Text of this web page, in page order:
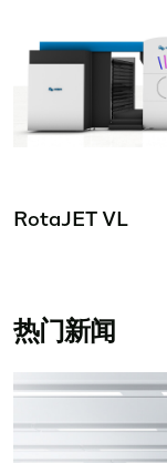
RotaJET VL
热门新闻